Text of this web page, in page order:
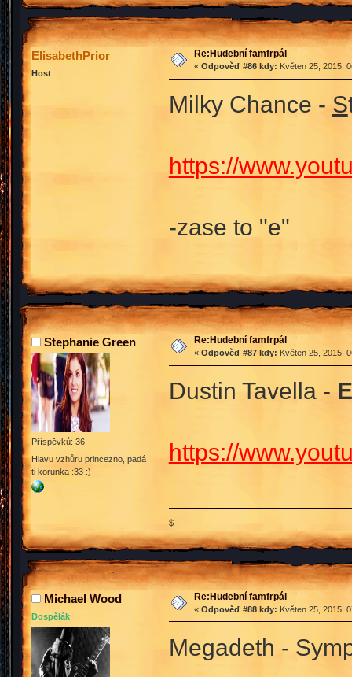
ElisabethPrior
Host
Re:Hudební famfrpál
« Odpověď #86 kdy: Květen 25, 2015,
Milky Chance - S
https://
-zase to "e"
Stephanie Green
Příspěvků: 36
Hlavu vzhůru princezno, padá
ti korunka :33 :)
Re:Hudební famfrpál
« Odpověď #87 kdy: Květen 25, 2015,
Dustin Tavella - E
https://
$
Michael Wood
Dospělák
Re:Hudební famfrpál
« Odpověď #88 kdy: Květen 25, 2015,
Megadeth -